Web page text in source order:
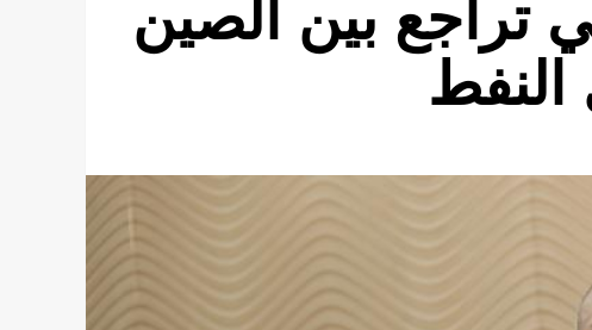
في تراجع بين الصين